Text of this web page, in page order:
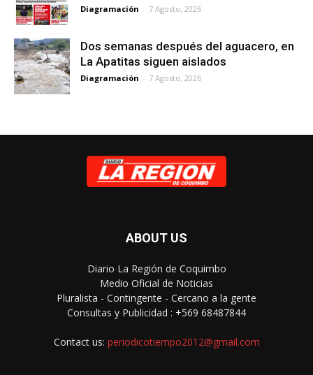
Diagramación - 7 Agosto, 2026
Dos semanas después del aguacero, en
La Apatitas siguen aislados
Diagramación - 7 Agosto, 2026
ABOUT US
Diario La Región de Coquimbo
Medio Oficial de Noticias
Pluralista - Contingente - Cercano a la gente
Consultas y Publicidad : +569 68487844
Contact us: periodicotiempo2012@gmail.com